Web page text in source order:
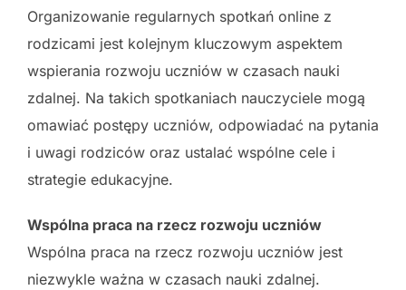
Organizowanie regularnych spotkań online z
rodzicami jest kolejnym kluczowym aspektem
wspierania rozwoju uczniów w czasach nauki
zdalnej. Na takich spotkaniach nauczyciele mogą
omawiać postępy uczniów, odpowiadać na pytania
i uwagi rodziców oraz ustalać wspólne cele i
strategie edukacyjne.
Wspólna praca na rzecz rozwoju uczniów
Wspólna praca na rzecz rozwoju uczniów jest
niezwykle ważna w czasach nauki zdalnej.